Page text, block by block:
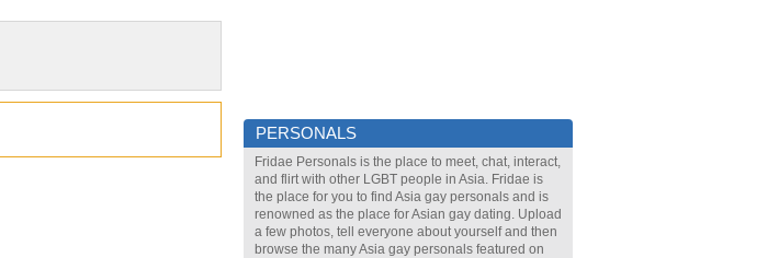
PERSONALS
Fridae Personals is the place to meet, chat, interact,
and flirt with other LGBT people in Asia. Fridae is
the place for you to find Asia gay personals and is
renowned as the place for Asian gay dating. Upload
a few photos, tell everyone about yourself and then
browse the many Asia gay personals featured on